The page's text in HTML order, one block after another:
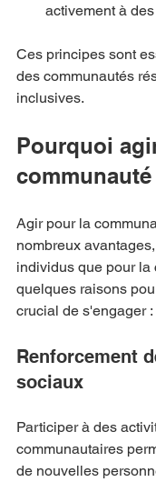
activement à
Ces principes sont
des communautés
inclusives.
Pourquoi
communauté
Agir pour la
nombreux
individus que pour la
quelques raisons
crucial de s'engager :
Renforcement
sociaux
Participer à des
communautaires
de nouvelles